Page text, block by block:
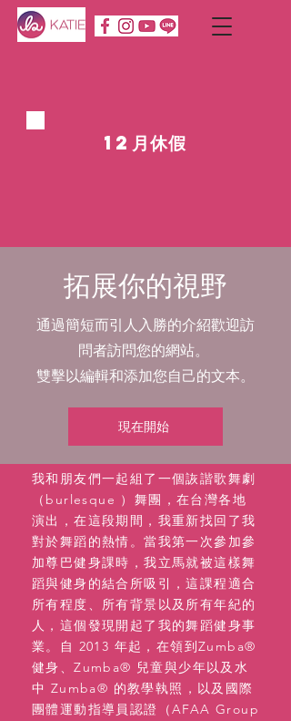
12月休假
拓展你的視野
通過簡短而引人入勝的介紹歡迎訪
問者訪問您的網站。
雙擊以編輯和添加您自己的文本。
現在開始
我和朋友們一起組了一個詼諧歌舞劇
（burlesque ）舞團，在台灣各地
演出，在這段期間，我重新找回了我
對於舞蹈的熱情。當我第一次參加參
加尊巴健身課時，我立馬就被這樣舞
蹈與健身的結合所吸引，這課程適合
所有程度、所有背景以及所有年紀的
人，這個發現開起了我的舞蹈健身事
業。自 2013 年起，在領到Zumba®
健身、Zumba® 兒童與少年以及水
中 Zumba® 的教學執照，以及國際
團體運動指導員認證（AFAA Group